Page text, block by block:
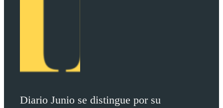
Diario Junio se distingue por su